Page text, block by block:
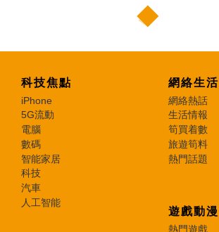
科技焦點
iPhone
5G流動
電腦
數碼
智能家居
科技
汽車
人工智能
網絡生活
網絡熱話
生活情報
筍買着數
旅遊筍料
熱門話題
遊戲動漫
熱門遊戲